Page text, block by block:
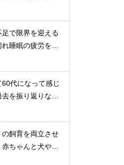
に向けた計画的
イス
で限界を迎える
睡眠の疲労を効
日中のパフォー
術
代になって感じ
を振り返りなが
の人生を豊かに
ント
飼育を両立させ
ちゃんと犬や猫
らすための環境